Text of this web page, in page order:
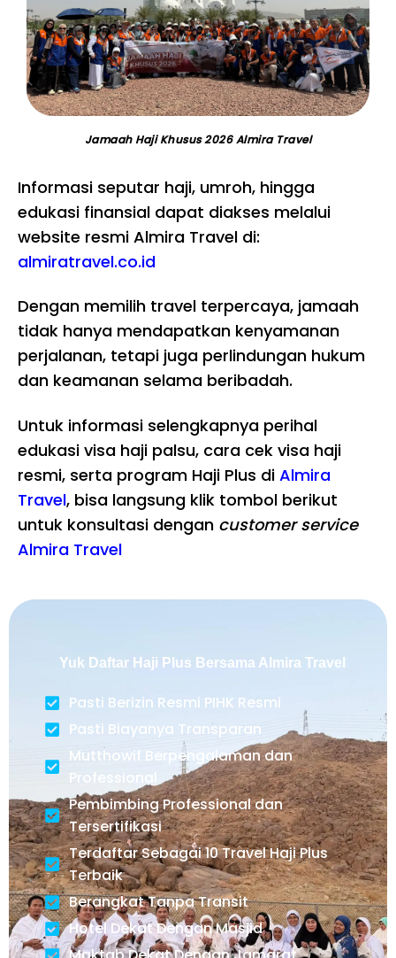
Jamaah Haji Khusus 2026 Almira Travel
Informasi seputar haji, umroh, hingga
edukasi finansial dapat diakses melalui
website resmi Almira Travel di:
almiratravel.co.id
Dengan memilih travel terpercaya, jamaah
tidak hanya mendapatkan kenyamanan
perjalanan, tetapi juga perlindungan hukum
dan keamanan selama beribadah.
Untuk informasi selengkapnya perihal
edukasi visa haji palsu, cara cek visa haji
resmi, serta program Haji Plus di Almira
Travel, bisa langsung klik tombol berikut
untuk konsultasi dengan customer service
Almira Travel
Yuk Daftar Haji Plus Bersama Almira Travel
Pasti Berizin Resmi PIHK Resmi
Pasti Biayanya Transparan
Mutthowif Berpengalaman dan
Professional
Pembimbing Professional dan
Tersertifikasi
Terdaftar Sebagai 10 Travel Haji Plus
Terbaik
Berangkat Tanpa Transit
Hotel Dekat Dengan Masjid